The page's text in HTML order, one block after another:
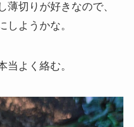
薄切りが好きなので、
しようかな。
当よく絡む。